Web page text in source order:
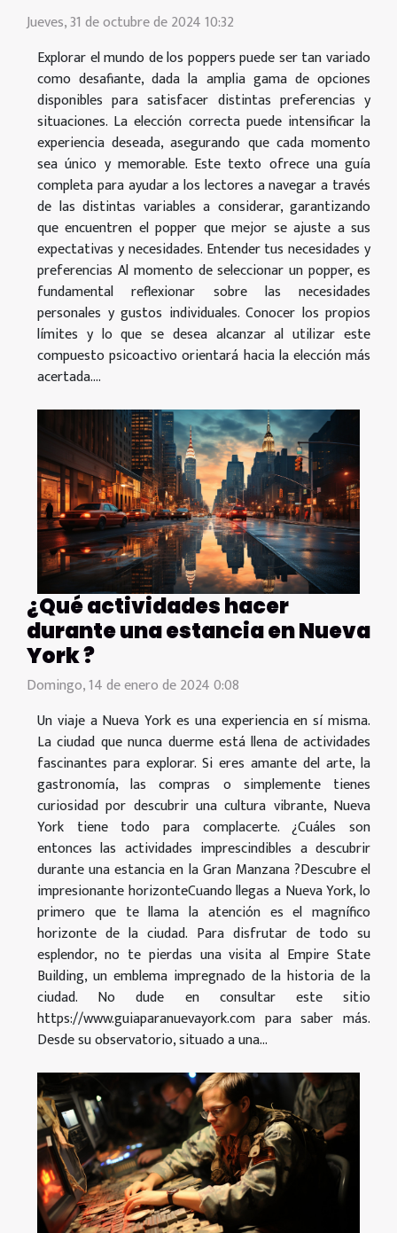
Jueves, 31 de octubre de 2024 10:32
Explorar el mundo de los poppers puede ser tan variado
como desafiante, dada la amplia gama de opciones
disponibles para satisfacer distintas preferencias y
situaciones. La elección correcta puede intensificar la
experiencia deseada, asegurando que cada momento
sea único y memorable. Este texto ofrece una guía
completa para ayudar a los lectores a navegar a través
de las distintas variables a considerar, garantizando
que encuentren el popper que mejor se ajuste a sus
expectativas y necesidades. Entender tus necesidades y
preferencias Al momento de seleccionar un popper, es
fundamental reflexionar sobre las necesidades
personales y gustos individuales. Conocer los propios
límites y lo que se desea alcanzar al utilizar este
compuesto psicoactivo orientará hacia la elección más
acertada....
¿Qué actividades hacer
durante una estancia en Nueva
York ?
Domingo, 14 de enero de 2024 0:08
Un viaje a Nueva York es una experiencia en sí misma.
La ciudad que nunca duerme está llena de actividades
fascinantes para explorar. Si eres amante del arte, la
gastronomía, las compras o simplemente tienes
curiosidad por descubrir una cultura vibrante, Nueva
York tiene todo para complacerte. ¿Cuáles son
entonces las actividades imprescindibles a descubrir
durante una estancia en la Gran Manzana ?Descubre el
impresionante horizonteCuando llegas a Nueva York, lo
primero que te llama la atención es el magnífico
horizonte de la ciudad. Para disfrutar de todo su
esplendor, no te pierdas una visita al Empire State
Building, un emblema impregnado de la historia de la
ciudad. No dude en consultar este sitio
https://www.guiaparanuevayork.com para saber más.
Desde su observatorio, situado a una...